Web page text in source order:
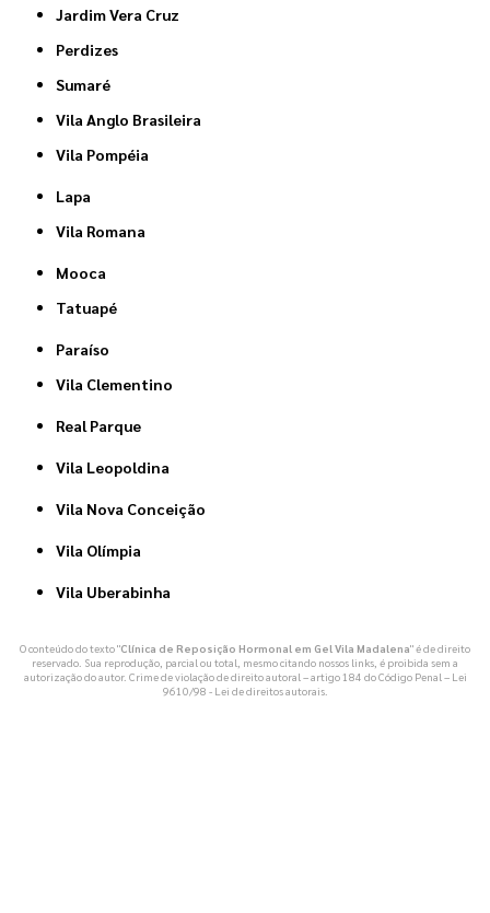
Jardim Vera Cruz
Perdizes
Sumaré
Vila Anglo Brasileira
Vila Pompéia
Lapa
Vila Romana
Mooca
Tatuapé
Paraíso
Vila Clementino
Real Parque
Vila Leopoldina
Vila Nova Conceição
Vila Olímpia
Vila Uberabinha
O conteúdo do texto "Clínica de Reposição Hormonal em Gel Vila Madalena" é de direito
reservado. Sua reprodução, parcial ou total, mesmo citando nossos links, é proibida sem a
autorização do autor. Crime de violação de direito autoral – artigo 184 do Código Penal – Lei
9610/98 - Lei de direitos autorais.